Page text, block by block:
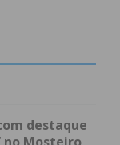
ao final da
Paroquial de
destaque